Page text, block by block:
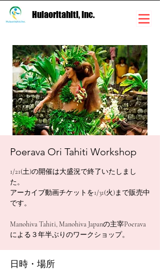
Hulaoritahiti, Inc.
Poerava Ori Tahiti Workshop
1/21(土)の開催は大盛況で終了いたしまし
た。
アーカイブ動画チケットを1/31(火)まで販売中
です。
Manohiva Tahiti, Manohiva Japanの主宰Poerava
による３年半ぶりのワークショップ。
日時・場所